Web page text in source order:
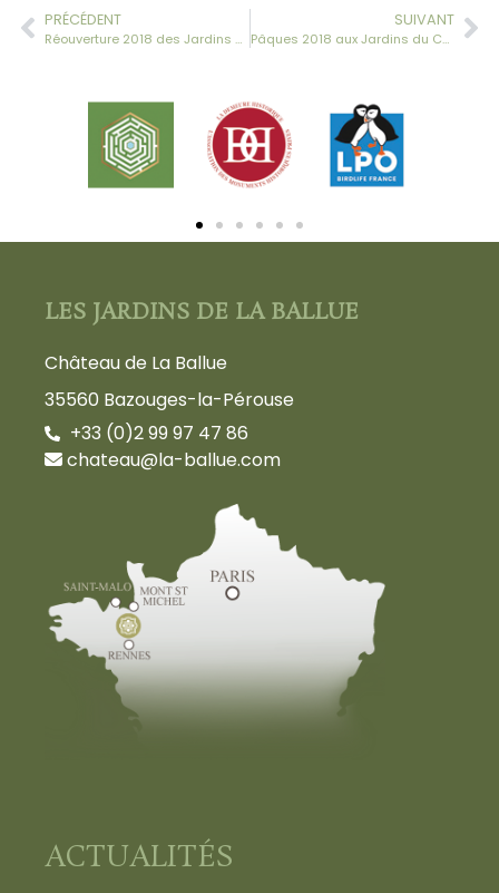
PRÉCÉDENT
Réouverture 2018 des Jardins – Le grand printemps à la Ballue
SUIVANT
Pâques 2018 aux Jardins du Château de La Ballue
LES JARDINS DE LA BALLUE
Château de La Ballue
35560 Bazouges-la-Pérouse
+33 (0)2 99 97 47 86
chateau@la-ballue.com
ACTUALITÉS